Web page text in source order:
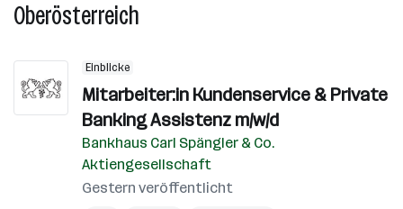
Oberösterreich
Einblicke
Mitarbeiter:in Kundenservice & Private
Banking Assistenz m/w/d
Bankhaus Carl Spängler & Co.
Aktiengesellschaft
Gestern veröffentlicht